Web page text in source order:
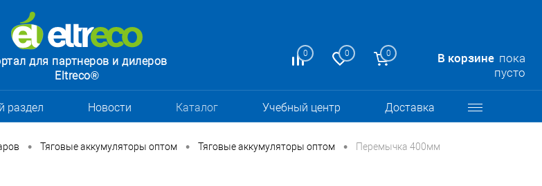
0 0 0 В корзине пока
пусто
для партнеров и дилеров
Eltreco®
раздел Новости Каталог Учебный центр Доставка
• Тяговые аккумуляторы оптом • Тяговые аккумуляторы оптом • Перемычка 400мм